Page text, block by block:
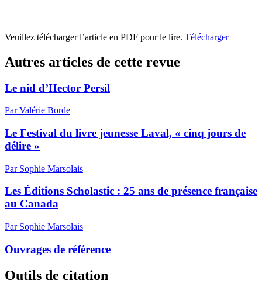
Veuillez télécharger l’article en PDF pour le lire. Télécharger
Autres articles de cette revue
Le nid d’Hector Persil
Par Valérie Borde
Le Festival du livre jeunesse Laval, « cinq jours de
délire »
Par Sophie Marsolais
Les Éditions Scholastic : 25 ans de présence française
au Canada
Par Sophie Marsolais
Ouvrages de référence
Outils de citation